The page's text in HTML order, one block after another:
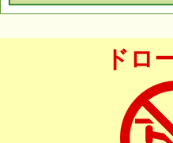
ドロ